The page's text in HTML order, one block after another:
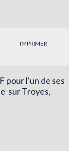
IMPRIMER
pour l'un de ses
sur Troyes,